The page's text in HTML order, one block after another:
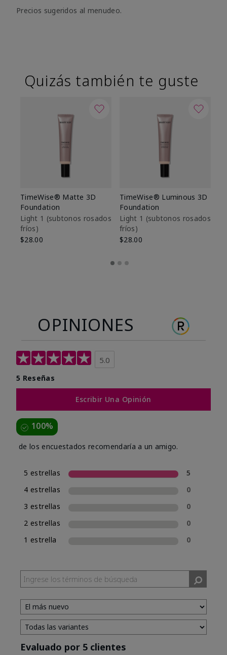
Precios sugeridos al menudeo.
Quizás también te guste
TimeWise® Matte 3D
Foundation
Light 1​ (subtonos rosados
fríos)
$28.00
TimeWise® Luminous 3D
Foundation
Light 1​ (subtonos rosados
fríos)
$28.00
OPINIONES
5.0
5 Reseñas
Escribir Una Opinión
100%
de los encuestados recomendaría a un amigo.
5 estrellas
5
4 estrellas
0
3 estrellas
0
2 estrellas
0
1 estrella
0
Evaluado por 5 clientes